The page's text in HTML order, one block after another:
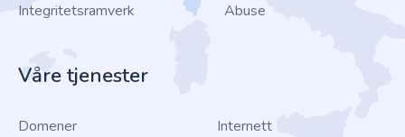
Integritetsramverk
Abuse
Våre tjenester
Domener
Internett